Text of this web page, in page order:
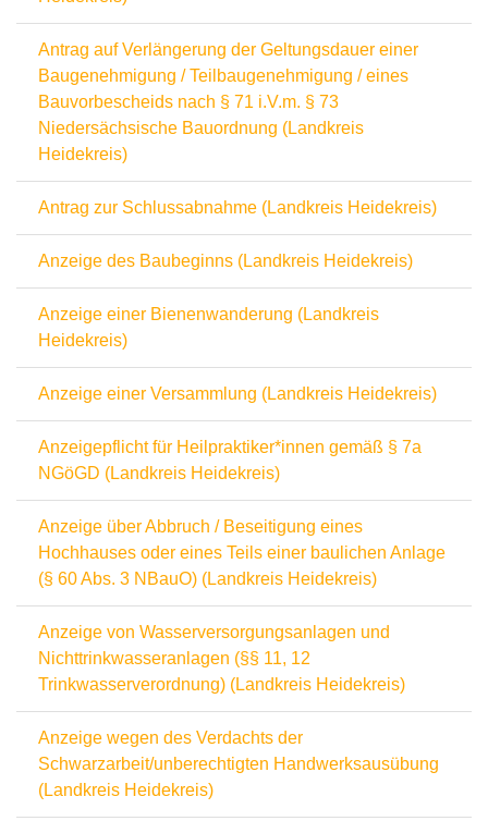
Antrag auf Verlängerung der Geltungsdauer einer
Baugenehmigung / Teilbaugenehmigung / eines
Bauvorbescheids nach § 71 i.V.m. § 73
Niedersächsische Bauordnung (Landkreis
Heidekreis)
Antrag zur Schlussabnahme (Landkreis Heidekreis)
Anzeige des Baubeginns (Landkreis Heidekreis)
Anzeige einer Bienenwanderung (Landkreis
Heidekreis)
Anzeige einer Versammlung (Landkreis Heidekreis)
Anzeigepflicht für Heilpraktiker*innen gemäß § 7a
NGöGD (Landkreis Heidekreis)
Anzeige über Abbruch / Beseitigung eines
Hochhauses oder eines Teils einer baulichen Anlage
(§ 60 Abs. 3 NBauO) (Landkreis Heidekreis)
Anzeige von Wasserversorgungsanlagen und
Nichttrinkwasseranlagen (§§ 11, 12
Trinkwasserverordnung) (Landkreis Heidekreis)
Anzeige wegen des Verdachts der
Schwarzarbeit/unberechtigten Handwerksausübung
(Landkreis Heidekreis)